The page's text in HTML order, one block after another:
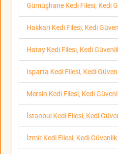
Gümüşhane Kedi Filesi, Kedi
Hakkari Kedi Filesi, Kedi
Hatay Kedi Filesi, Kedi
Isparta Kedi Filesi, Kedi
Mersin Kedi Filesi, Kedi
İstanbul Kedi Filesi, Kedi
İzmir Kedi Filesi, Kedi